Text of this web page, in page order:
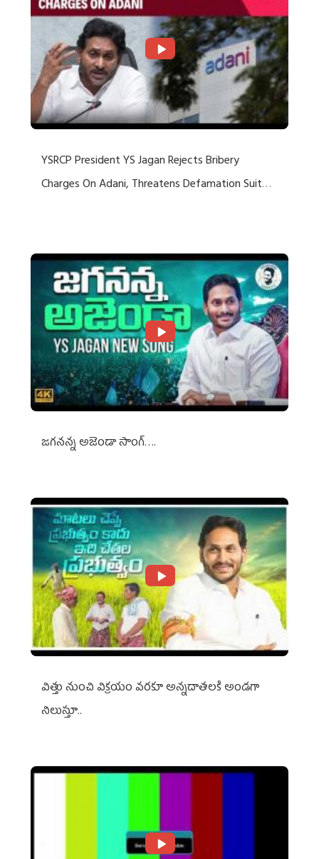
YSRCP President YS Jagan Rejects Bribery
Charges On Adani, Threatens Defamation Suit
జగనన్న అజెండా సాంగ్….
విత్తు నుంచి విక్రయం వరకూ అన్నదాతలకి అండగా
నిలుస్తూ..